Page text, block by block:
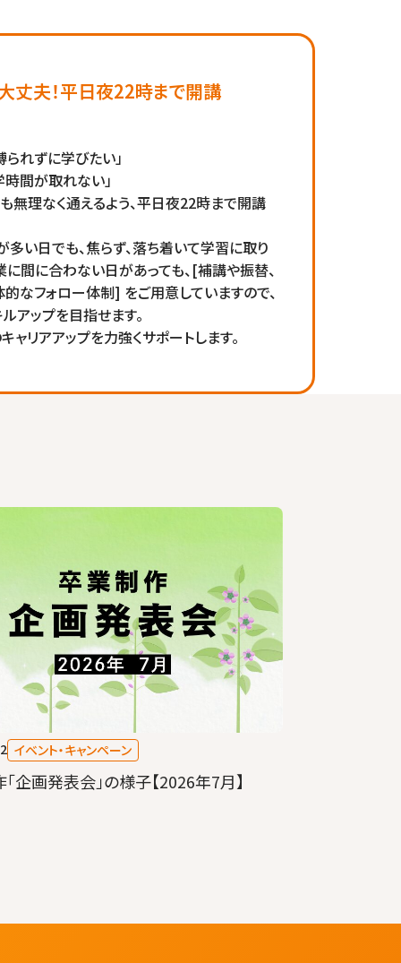
丈夫！平日夜22時まで開講
れずに学びたい」
時間が取れない」
無理なく通えるよう、平日夜22時まで開講
多い日でも、焦らず、落ち着いて学習に取り
に間に合わない日があっても、[補講や振替、
的なフォロー体制] をご用意していますので、
アップを目指せます。
リアアップを力強くサポートします。
イベント・キャンペーン
企画発表会」の様子【2026年7月】